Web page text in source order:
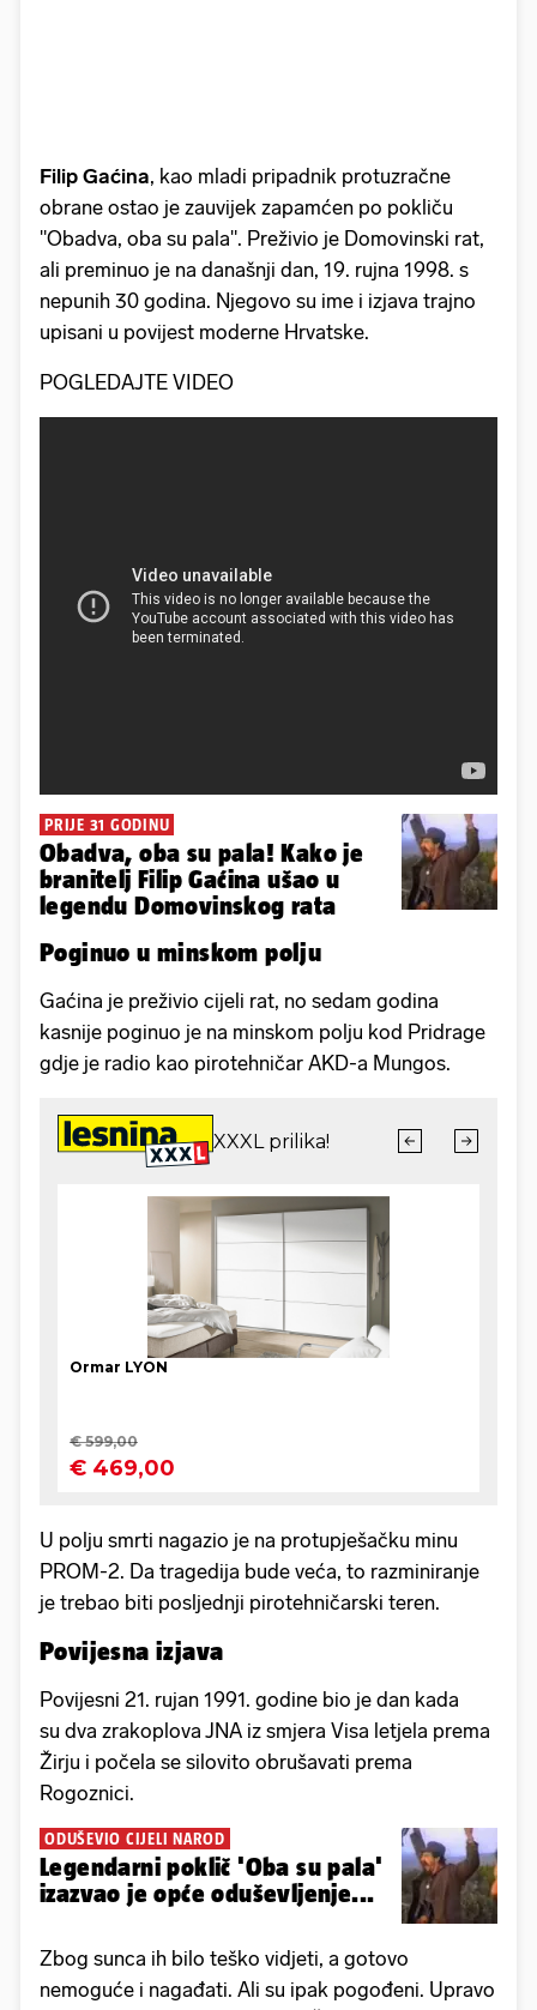
Filip Gaćina, kao mladi pripadnik protuzračne
obrane ostao je zauvijek zapamćen po pokliču
"Obadva, oba su pala". Preživio je Domovinski rat,
ali preminuo je na današnji dan, 19. rujna 1998. s
nepunih 30 godina. Njegovo su ime i izjava trajno
upisani u povijest moderne Hrvatske.
POGLEDAJTE VIDEO
PRIJE 31 GODINU
Obadva, oba su pala! Kako je
branitelj Filip Gaćina ušao u
legendu Domovinskog rata
Poginuo u minskom polju
Gaćina je preživio cijeli rat, no sedam godina
kasnije poginuo je na minskom polju kod Pridrage
gdje je radio kao pirotehničar AKD-a Mungos.
U polju smrti nagazio je na protupješačku minu
PROM-2. Da tragedija bude veća, to razminiranje
je trebao biti posljednji pirotehničarski teren.
Povijesna izjava
Povijesni 21. rujan 1991. godine bio je dan kada
su dva zrakoplova JNA iz smjera Visa letjela prema
Žirju i počela se silovito obrušavati prema
Rogoznici.
ODUŠEVIO CIJELI NAROD
Legendarni poklič 'Oba su pala'
izazvao je opće oduševljenje...
Zbog sunca ih bilo teško vidjeti, a gotovo
nemoguće i nagađati. Ali su ipak pogođeni. Upravo